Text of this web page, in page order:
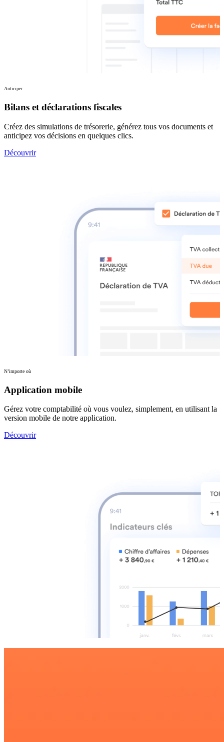
Anticiper
Bilans et déclarations fiscales
Créez des simulations de trésorerie, générez tous vos documents et
anticipez vos décisions en quelques clics.
Découvrir
N’importe où
Application mobile
Gérez votre comptabilité où vous voulez, simplement, en utilisant la
version mobile de notre application.
Découvrir